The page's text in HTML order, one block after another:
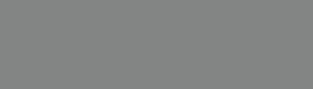
serwisu
Cookie-Script.com do
użytkownika na
Cookie-